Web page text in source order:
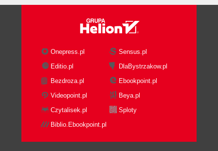
Onepress.pl
Sensus.pl
Editio.pl
DlaBystrzakow.pl
Bezdroza.pl
Ebookpoint.pl
Videopoint.pl
Beya.pl
Czytalisek.pl
Sploty
Biblio.Ebookpoint.pl